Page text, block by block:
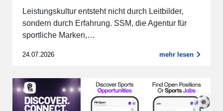
Leistungskultur entsteht nicht durch Leitbilder,
sondern durch Erfahrung. SSM, die Agentur für
sportliche Marken,…
24.07.2026 mehr lesen